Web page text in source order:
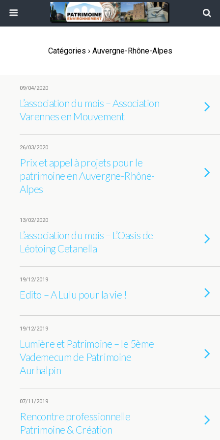
Catégories › Auvergne-Rhône-Alpes
09/04/2020
L’association du mois – Association
Varennes en Mouvement
26/03/2020
Prix et appel à projets pour le
patrimoine en Auvergne-Rhône-
Alpes
13/02/2020
L’association du mois – L’Oasis de
Léotoing Cetanella
19/12/2019
Edito – A Lulu pour la vie !
19/12/2019
Lumière et Patrimoine – le 5ème
Vademecum de Patrimoine
Aurhalpin
07/11/2019
Rencontre professionnelle
Patrimoine & Création